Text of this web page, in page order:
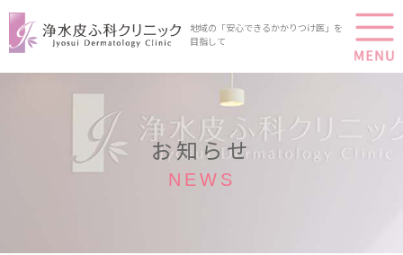
地域の「安心できるかかりつけ医」を
目指して
お知らせ
NEWS